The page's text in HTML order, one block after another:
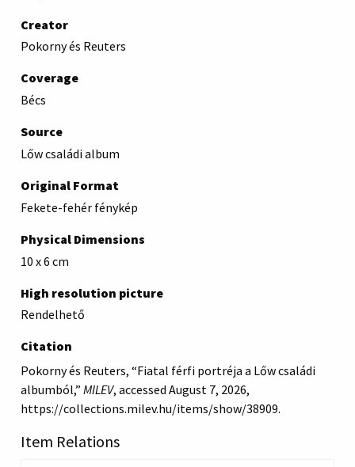
Creator
Pokorny és Reuters
Coverage
Bécs
Source
Lőw családi album
Original Format
Fekete-fehér fénykép
Physical Dimensions
10 x 6 cm
High resolution picture
Rendelhető
Citation
Pokorny és Reuters, “Fiatal férfi portréja a Lőw családi
albumból,” MILEV, accessed August 7, 2026,
https://collections.milev.hu/items/show/38909.
Item Relations